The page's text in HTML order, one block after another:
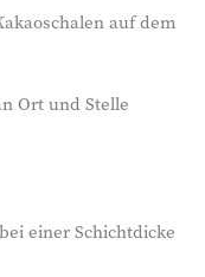
auf dem
Ort und Stelle
einer Schichtdicke